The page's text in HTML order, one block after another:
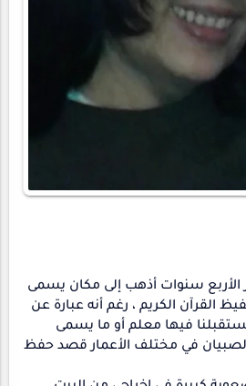
الأربع سنوات أذهب إلى مكان يسمى
القرآن الكريم ، رغم أنه عبارة عن
فيها معلم أو ما يسمى
الصبيان في مختلف الأعمار قصد حفظ